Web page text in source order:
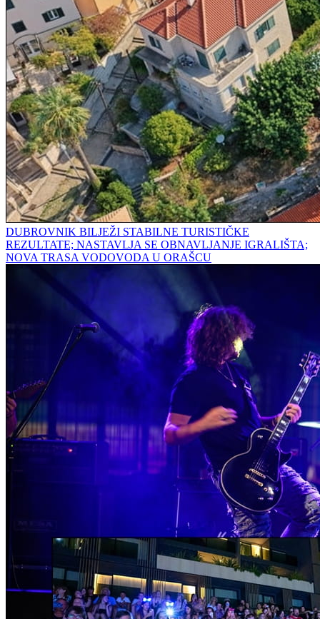
DUBROVNIK BILJEŽI STABILNE TURISTIČKE
REZULTATE; NASTAVLJA SE OBNAVLJANJE IGRALIŠTA;
NOVA TRASA VODOVODA U ORAŠCU